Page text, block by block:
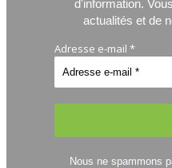
d'information.
actualités et de
Adresse e-mail *
Nous ne spammons